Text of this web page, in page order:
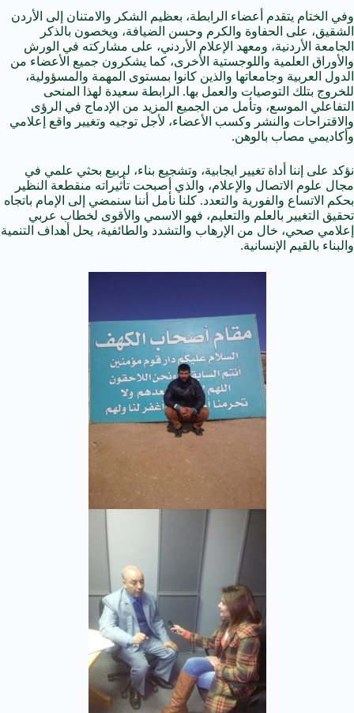
وفي الختام يتقدم أعضاء الرابطة، بعظيم الشكر والامتنان إلى الأردن
الشقيق، على الحفاوة والكرم وحسن الضيافة، ويخصون بالذكر
الجامعة الأردنية، ومعهد الإعلام الأردني، على مشاركته في الورش
والأوراق العلمية واللوجستية الأخرى، كما يشكرون جميع الأعضاء من
الدول العربية وجامعاتها والذين كانوا بمستوى المهمة والمسؤولية،
للخروج بتلك التوصيات والعمل بها. الرابطة سعيدة لهذا المنحى
التفاعلي الموسع، وتأمل من الجميع المزيد من الإدماج في الرؤى
والاقتراحات والنشر وكسب الأعضاء، لأجل توجيه وتغيير واقع إعلامي
وأكاديمي مصاب بالوهن.
نؤكد على إننا أداة تغيير ايجابية، وتشجيع بناء، لربيع بحثي علمي في
مجال علوم الاتصال والإعلام، والذي أصبحت تأثيراته منقطعة النظير
بحكم الاتساع والفورية والتعدد. كلنا نأمل أننا سنمضي إلى الإمام باتجاه
تحقيق التغيير بالعلم والتعليم، فهو الاسمي والأقوى لخطاب عربي
إعلامي صحي، خال من الإرهاب والتشدد والطائفية، يحل أهداف التنمية
والبناء بالقيم الإنسانية.